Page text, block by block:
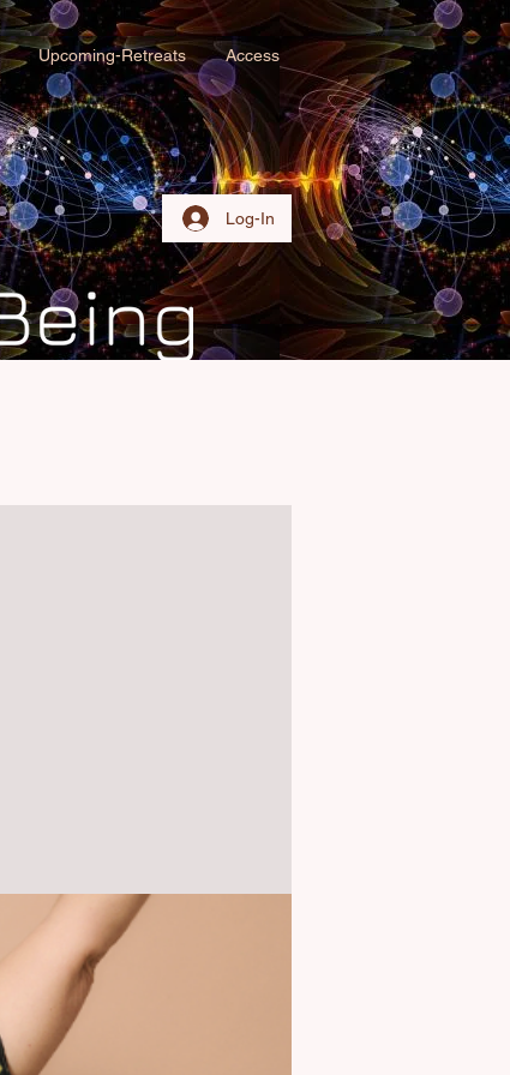
Log-In
Upcoming-Retreats Access